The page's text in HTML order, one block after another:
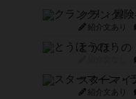
紹介文あり
とうほうの！
紹介文あり